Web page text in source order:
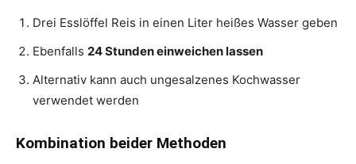
Drei Esslöffel Reis in einen Liter heißes Wasser geben
Ebenfalls 24 Stunden einweichen lassen
Alternativ kann auch ungesalzenes Kochwasser
verwendet werden
Kombination beider Methoden